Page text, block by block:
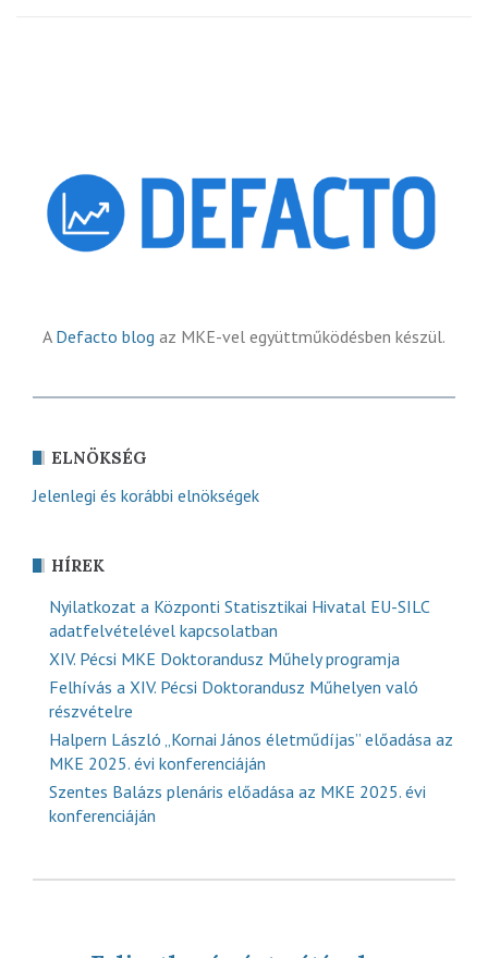
A Defacto blog az MKE-vel együttműködésben készül.
ELNÖKSÉG
Jelenlegi és korábbi elnökségek
HÍREK
Nyilatkozat a Központi Statisztikai Hivatal EU-SILC
adatfelvételével kapcsolatban
XIV. Pécsi MKE Doktorandusz Műhely programja
Felhívás a XIV. Pécsi Doktorandusz Műhelyen való
részvételre
Halpern László „Kornai János életműdíjas” előadása az
MKE 2025. évi konferenciáján
Szentes Balázs plenáris előadása az MKE 2025. évi
konferenciáján